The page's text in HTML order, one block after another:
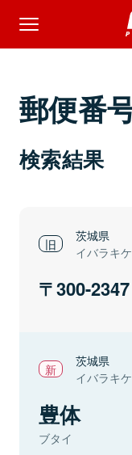
郵便番
検索結果
茨城県
イバラキ
300-2347
茨城県
イバラキ
豊体
ブタイ